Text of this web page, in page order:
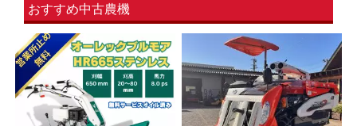
おすすめ中古農機